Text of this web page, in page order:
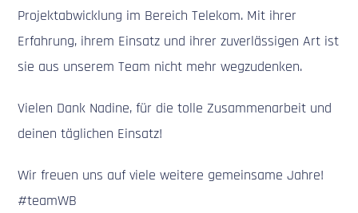
Projektabwicklung im Bereich Telekom. Mit ihrer
Erfahrung, ihrem Einsatz und ihrer zuverlässigen Art ist
sie aus unserem Team nicht mehr wegzudenken.
Vielen Dank Nadine, für die tolle Zusammenarbeit und
deinen täglichen Einsatz!
Wir freuen uns auf viele weitere gemeinsame Jahre!
#teamWB